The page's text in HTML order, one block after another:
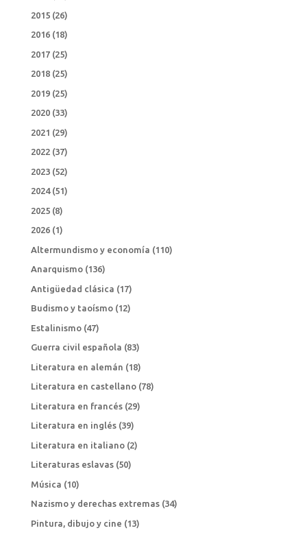
2015(26)
2016(18)
2017(25)
2018(25)
2019(25)
2020(33)
2021 (29)
2022(37)
2023(52)
2024(51)
2025(8)
2026(1)
Altermundismo y economía (110)
Anarquismo(136)
Antigüedad clásica (17)
Budismo y taoísmo(12)
Estalinismo(47)
Guerra civil española (83)
Literatura en alemán (18)
Literatura en castellano(78)
Literatura en francés(29)
Literatura en inglés(39)
Literatura en italiano(2)
Literaturas eslavas(50)
Música (10)
Nazismo y derechas extremas(34)
Pintura, dibujo y cine (13)